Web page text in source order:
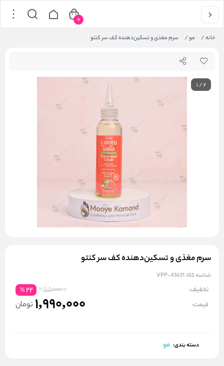
خانه/ مو/ سرم مغذی و تسکین‌دهنده کف سر کنتو
0
1/2
سرم مغذی و تسکین‌دهنده کف سر کنتو
شناسه کالا: VPP-43631
تخفیف: 2550000
22
%
قیمت: 1,990,000 تومان
دسته بندی: مو